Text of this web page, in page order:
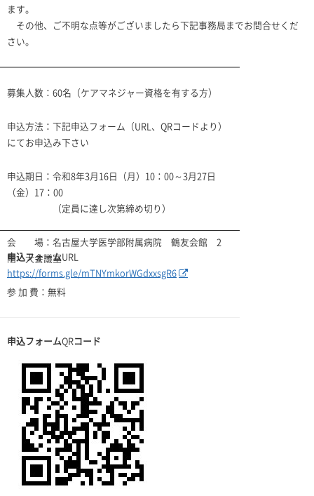
ます。
その他、ご不明な点等がございましたら下記事務局までお問合せくだ
さい。
募集人数： 60名（ケアマネジャー資格を有する方）
申込方法： 下記申込フォーム（URL 、 QRコードより）
にてお申込み下さい
申込期日：令和8年3月16日（月） 10：00～ 3月27日
（金）17：00
（定員に達し次第締め切り）
会 場：名古屋大学医学部附属病院 鶴友会館 2
階 大会議室
参 加 費：無料
申込フォームURL
https://forms.gle/mTNYmkorWGdxxsgR6
申込フォームQRコード